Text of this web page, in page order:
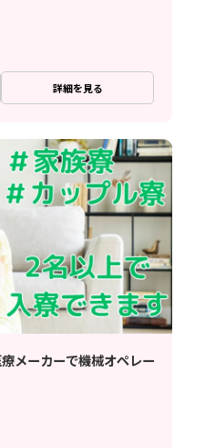
詳細を見る
メーカーで機械オペレー